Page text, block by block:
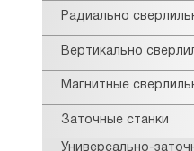
Радиально
Вертикально
Магнитные
Заточные станки
Универсально-